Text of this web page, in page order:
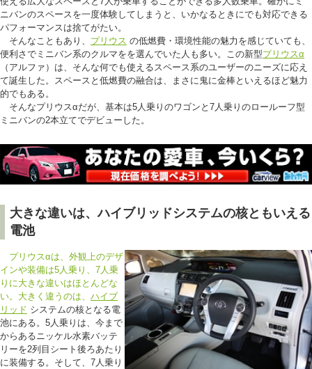
ニバンのスペースを一度体験してしまうと、いかなるときにでも対応できる
パフォーマンスは捨てがたい。
そんなこともあり、 プリウス の低燃費・環境性能の魅力を感じていても、
便利さでミニバン系のクルマをを選んでいた人も多い。この新型プリウスα
（アルファ）は、そんな何でも使えるスペース系のユーザーのニーズに応え
て誕生した。スペースと低燃費の融合は、まさに鬼に金棒といえるほど魅力
的でもある。
そんなプリウスαだが、基本は5人乗りのワゴンと7人乗りのロールーフ型
ミニバンの2本立てでデビューした。
大きな違いは、ハイブリッドシステムの核ともいえる
電池
プリウスαは、外観上のデザ
インや装備は5人乗り、7人乗
りに大きな違いはほとんどな
い。大きく違うのは、 ハイブ
リッド システムの核となる電
池にある。5人乗りは、今まで
からあるニッケル水素バッテ
リーを2列目シート後ろあたり
に装備する。そして、7人乗り